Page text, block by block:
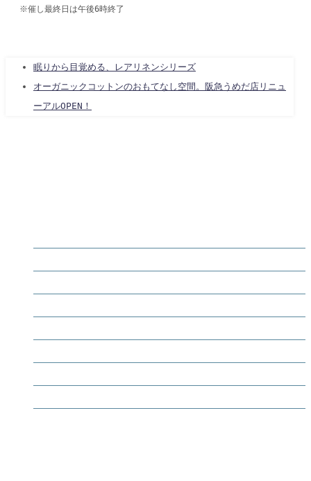
※催し最終日は午後6時終了
眠りから目覚める、レアリネンシリーズ
オーガニックコットンのおもてなし空間。阪急うめだ店リニュ
ーアルOPEN！